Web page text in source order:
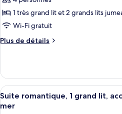
type
de
chambre :
Chambre
chambres
1 très grand lit et 2 grands lits
Wi-Fi gratuit
Plus de détails
Plus
Chambre
familiale,
2
chambres
Afficher
toutes
6
Suite romantique, 1 grand lit,
mer